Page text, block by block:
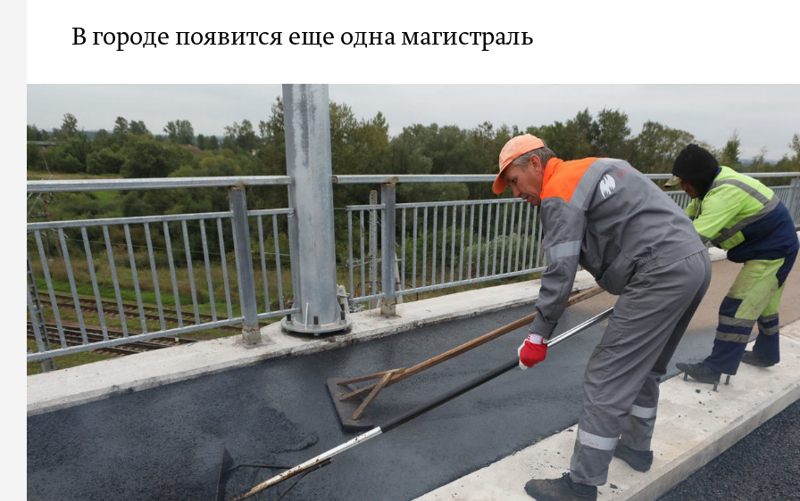
В городе появится еще одна магистраль